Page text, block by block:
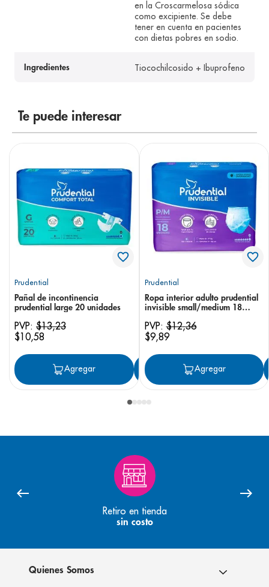
en la Croscarmelosa sódica
como excipiente. Se debe
tener en cuenta en pacientes
con dietas pobres en sodio.
Ingredientes Tiocochilcosido + Ibuprofeno
Te puede interesar
Prudential
Pañal de incontinencia
prudential large 20 unidades
PVP: $13,23
$10,58
Agregar Agregar
Prudential
Ropa interior adulto prudential
invisible small/medium 18
PVP:$12,36
$9,89
Agregar
Retiro en tienda
sin costo
Quienes Somos